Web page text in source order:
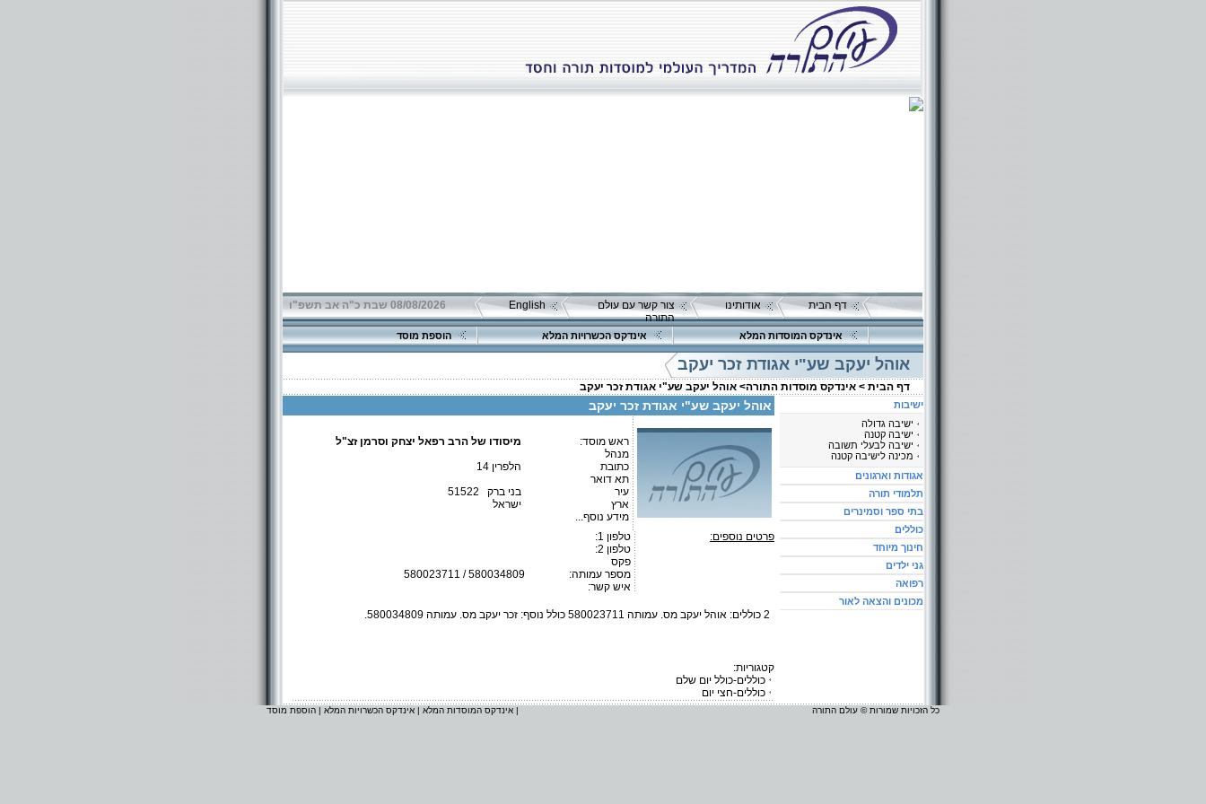
דף הבית אודותינו
צור קשר עם עולם
התורה
English 08/08/2026 שבת כ"ה אב תשפ"ו
אינדקס המוסדות המלא אינדקס הכשרויות המלא הוספת מוסד
אוהל יעקב שע"י אגודת זכר יעקב
דף הבית > אינדקס מוסדות התורה> אוהל יעקב שע"י אגודת זכר יעקב
אוהל יעקב שע"י אגודת זכר יעקב
ראש מוסד:
מיסודו של הרב רפאל יצחק וסרמן זצ"ל
מנהל
כתובת
הלפרין 14
תא דואר
עיר
בני ברק 51522
ארץ
ישראל
מידע נוסף...
פרטים נוספים:
טלפון 1:
טלפון 2:
פקס
מספר עמותה:
איש קשר:
580023711 / 580034809
2 כוללים: אוהל יעקב מס. עמותה 580023711 כולל נוסף: זכר יעקב מס. עמותה 580034809.
קטגוריות:
כוללים-כולל יום שלם
כוללים-חצי יום
ישיבות
ישיבה גדולה
ישיבה קטנה
ישיבה לבעלי תשובה
מכינה לישיבה קטנה
אגודות וארגונים
תלמודי תורה
בתי ספר וסמינרים
כוללים
חינוך מיוחד
גני ילדים
רפואה
מכונים והצאה לאור
כל הזכויות שמורות © עולם התורה אינדקס המוסדות המלא | אינדקס הכשרויות המלא | הוספת מוסד |